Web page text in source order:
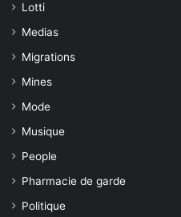
Lotti
Medias
Migrations
Mines
Mode
Musique
People
Pharmacie de garde
Politique